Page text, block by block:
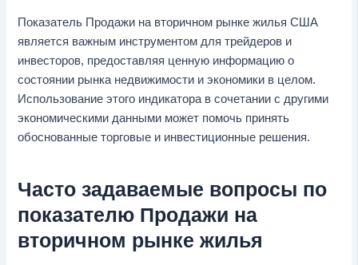
Показатель Продажи на вторичном рынке жилья США
является важным инструментом для трейдеров и
инвесторов, предоставляя ценную информацию о
состоянии рынка недвижимости и экономики в целом.
Использование этого индикатора в сочетании с другими
экономическими данными может помочь принять
обоснованные торговые и инвестиционные решения.
Часто задаваемые вопросы по
показателю Продажи на
вторичном рынке жилья